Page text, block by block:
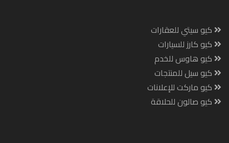
كيو سيتي للعقارات
كيو كارز للسيارات
كيو هاوس للخدم
كيو سيل للمنتجات
كيو ماركت للإعلانات
كيو صالون للحلاقة